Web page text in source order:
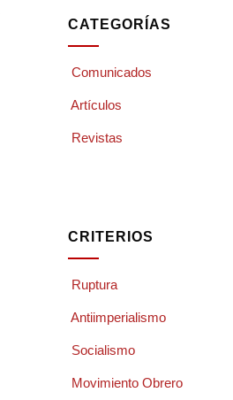
CATEGORÍAS
Comunicados
Artículos
Revistas
CRITERIOS
Ruptura
Antiimperialismo
Socialismo
Movimiento Obrero